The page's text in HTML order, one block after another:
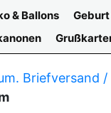
& Ballons
Briefversand /